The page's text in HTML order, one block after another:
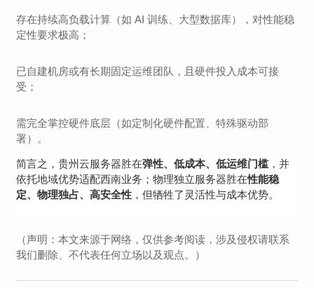
存在持续高负载计算（如 AI 训练、大型数据库），对性能稳
定性要求极高；
已自建机房或有长期固定运维团队，且硬件投入成本可接
受；
需完全掌控硬件底层（如定制化硬件配置、特殊驱动部
署）。
简言之，贵州云服务器胜在弹性、低成本、低运维门槛，并
依托地域优势适配西南业务；物理独立服务器胜在性能稳
定、物理独占、高安全性 ，但牺牲了灵活性与成本优势。
（声明：本文来源于网络，仅供参考阅读，涉及侵权请联系
我们删除、不代表任何立场以及观点。）